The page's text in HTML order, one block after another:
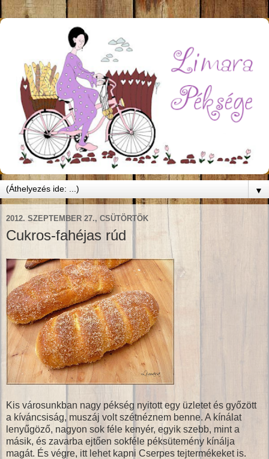
▼
2012. SZEPTEMBER 27., CSÜTÖRTÖK
Cukros-fahéjas rúd
Kis városunkban nagy pékség nyitott egy üzletet és győzött
a kíváncsiság, muszáj volt szétnéznem benne. A kínálat
lenyűgöző, nagyon sok féle kenyér, egyik szebb, mint a
másik, és zavarba ejtően sokféle péksütemény kínálja
magát. És végre, itt lehet kapni Cserpes tejtermékeket is.